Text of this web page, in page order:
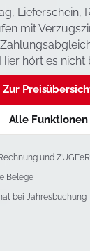
Lieferschein,
mit
hört es nicht
Zur
Alle Funktionen
und
Belege
bei Jahresbuchung